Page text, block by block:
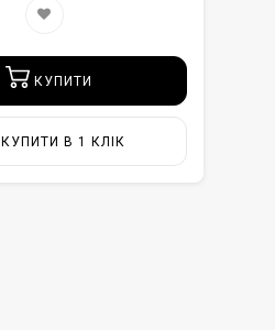
КУПИТИ
КУПИТИ В 1 КЛІК